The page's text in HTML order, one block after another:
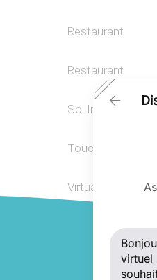
Restaurant
Restaurant
Sol Interactif
Touch-Spiele
Virtual Reality
Kids.
? Je
Kylii Kids
virtuel